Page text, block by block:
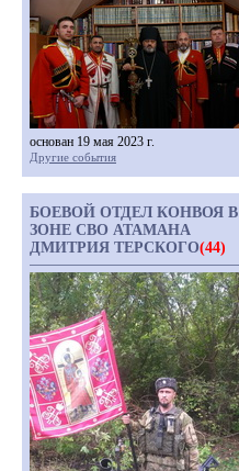
основан 19 мая 2023 г.
Другие события
БОЕВОЙ ОТДЕЛ КОНВОЯ В
ЗОНЕ СВО АТАМАНА
ДМИТРИЯ ТЕРСКОГО(44)